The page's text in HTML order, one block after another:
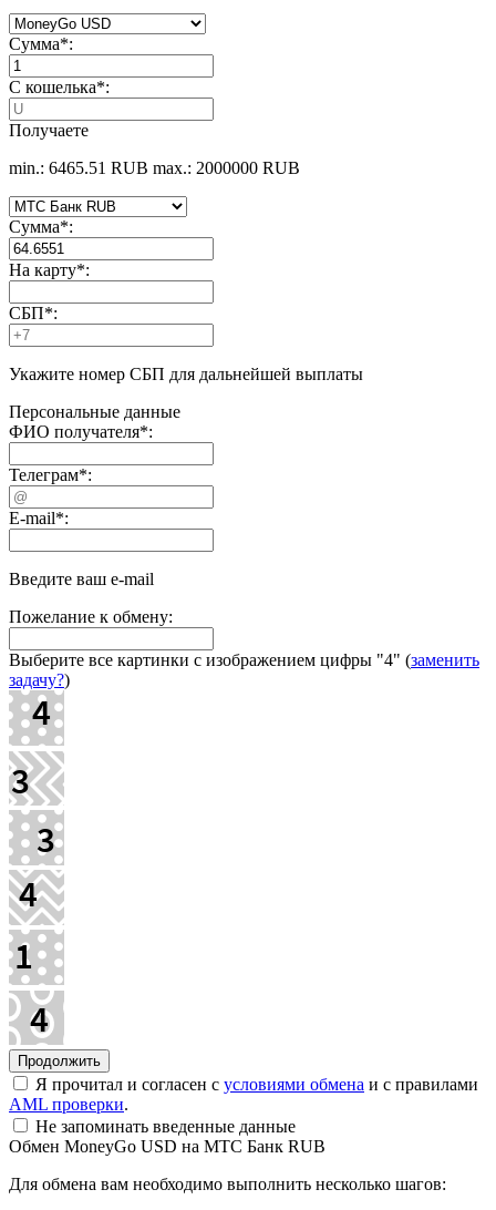
Сумма*:
C кошелька*:
Получаете
min.: 6465.51 RUB max.: 2000000 RUB
Сумма*:
На карту*:
СБП*:
Укажите номер СБП для дальнейшей выплаты
Персональные данные
ФИО получателя*:
Телеграм*:
E-mail*:
Введите ваш e-mail
Пожелание к обмену:
Выберите все картинки с изображением цифры "4" (заменить
задачу?)
Я прочитал и согласен с условиями обмена и с правилами
AML проверки.
Не запоминать введенные данные
Обмен MoneyGo USD на МТС Банк RUB
Для обмена вам необходимо выполнить несколько шагов: